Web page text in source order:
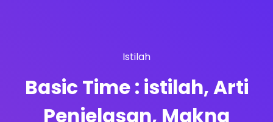
Istilah
Basic Time : istilah, Arti
Penjelasan, Makna